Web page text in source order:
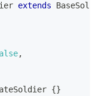
extends
,
{}